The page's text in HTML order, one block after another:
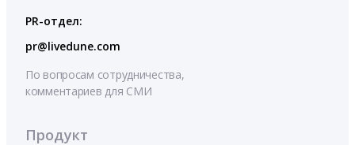
PR-отдел:
pr@livedune.com
По вопросам сотрудничества,
комментариев для СМИ
Продукт